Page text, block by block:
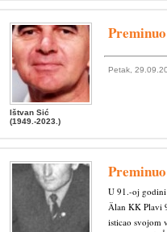
Ištvan Sić
(1949.-2023.)
Petak,
U 91.-oj godini
Älan KK
isticao svojom